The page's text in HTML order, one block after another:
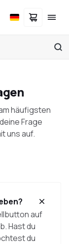
häufigsten
Frage
uns auf.
auf
Hast du
du